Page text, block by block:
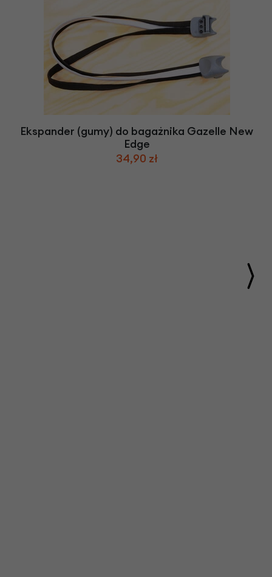
Ekspander (gumy) do bagażnika Gazelle New
Edge
34,90 zł